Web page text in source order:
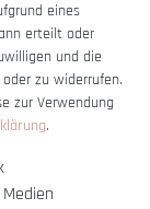
eines
erteilt oder
und die
zu widerrufen.
zur Verwendung
.